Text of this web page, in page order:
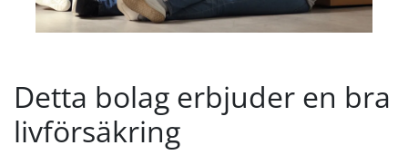
Detta bolag erbjuder en bra
livförsäkring